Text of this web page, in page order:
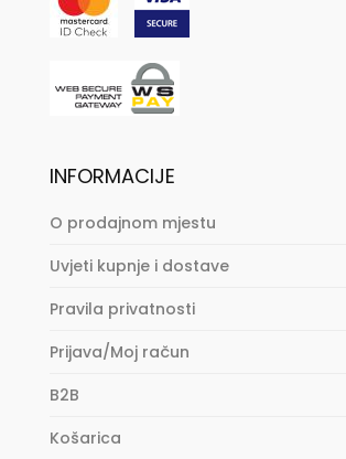
INFORMACIJE
O prodajnom mjestu
Uvjeti kupnje i dostave
Pravila privatnosti
Prijava/Moj račun
B2B
Košarica